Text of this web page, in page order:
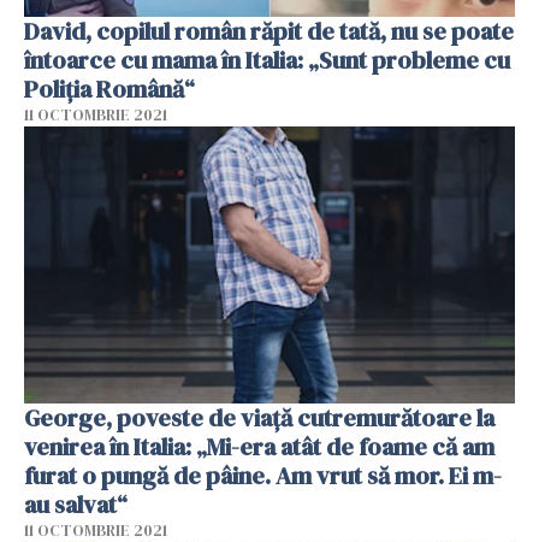
David, copilul român răpit de tată, nu se poate
întoarce cu mama în Italia: „Sunt probleme cu
Poliția Română“
11 OCTOMBRIE 2021
George, poveste de viață cutremurătoare la
venirea în Italia: „Mi-era atât de foame că am
furat o pungă de pâine. Am vrut să mor. Ei m-
au salvat“
11 OCTOMBRIE 2021